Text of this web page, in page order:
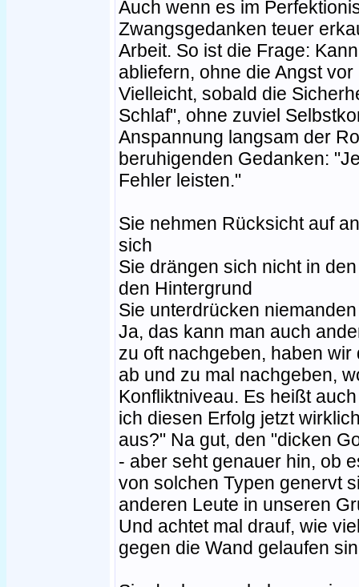
Auch wenn es im
Zwangsgedanken teuer
Arbeit. So ist die Frage:
abliefern, ohne die Angst
Vielleicht, sobald die
Schlaf", ohne zuviel
Anspannung langsam der
beruhigenden Gedanken:
Fehler leisten."
Sie nehmen Rücksicht auf
sich
Sie drängen sich nicht in
den Hintergrund
Sie unterdrücken
Ja, das kann man auch
zu oft nachgeben, haben
ab und zu mal nachgeben,
Konfliktniveau. Es heißt
ich diesen Erfolg jetzt
aus?" Na gut, den "dicken
- aber seht genauer hin, ob
von solchen Typen genervt
anderen Leute in unseren
Und achtet mal drauf, wie
gegen die Wand gelaufen